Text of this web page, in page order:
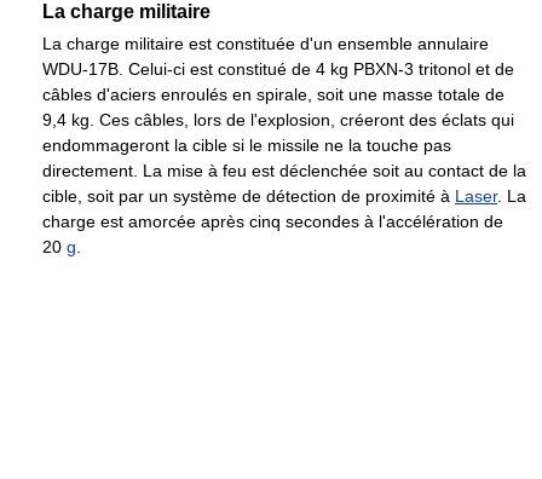
La charge militaire
La charge militaire est constituée d'un ensemble annulaire
WDU-17B. Celui-ci est constitué de 4 kg PBXN-3 tritonol et de
câbles d'aciers enroulés en spirale, soit une masse totale de
9,4 kg. Ces câbles, lors de l'explosion, créeront des éclats qui
endommageront la cible si le missile ne la touche pas
directement. La mise à feu est déclenchée soit au contact de la
cible, soit par un système de détection de proximité à Laser. La
charge est amorcée après cinq secondes à l'accélération de
20 g.